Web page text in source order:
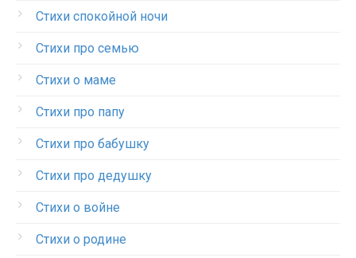
Стихи спокойной ночи
Стихи про семью
Стихи о маме
Стихи про папу
Стихи про бабушку
Стихи про дедушку
Стихи о войне
Стихи о родине